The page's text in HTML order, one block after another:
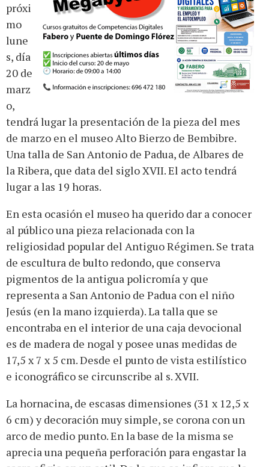
próxi
mo
lune
s, día
20 de
marz
o,
tendrá lugar la presentación de la pieza del mes
de marzo en el museo Alto Bierzo de Bembibre.
Una talla de San Antonio de Padua, de Albares de
la Ribera, que data del siglo XVII. El acto tendrá
lugar a las 19 horas.
En esta ocasión el museo ha querido dar a conocer
al público una pieza relacionada con la
religiosidad popular del Antiguo Régimen. Se trata
de escultura de bulto redondo, que conserva
pigmentos de la antigua policromía y que
representa a San Antonio de Padua con el niño
Jesús (en la mano izquierda). La talla que se
encontraba en el interior de una caja devocional
es de madera de nogal y posee unas medidas de
17,5 x 7 x 5 cm. Desde el punto de vista estilístico
e iconográfico se circunscribe al s. XVII.
La hornacina, de escasas dimensiones (31 x 12,5 x
6 cm) y decoración muy simple, se corona con un
arco de medio punto. En la base de la misma se
aprecia una pequeña perforación para engastar la